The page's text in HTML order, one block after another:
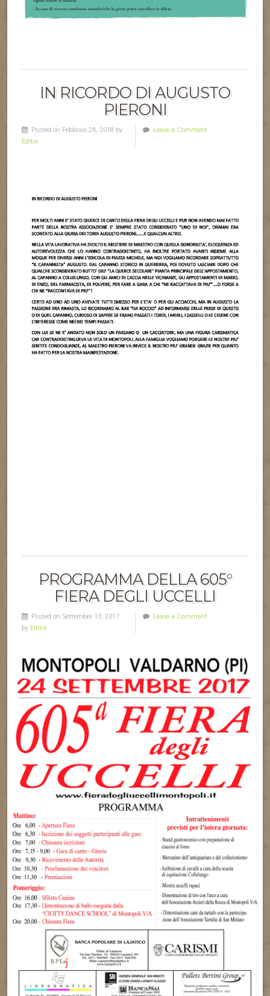
IN RICORDO DI AUGUSTO
PIERONI
Posted on Febbraio 26, 2018 by
Editor
Leave a Comment
PROGRAMMA DELLA 605°
FIERA DEGLI UCCELLI
Posted on Settembre 13, 2017
by Editor
Leave a Comment